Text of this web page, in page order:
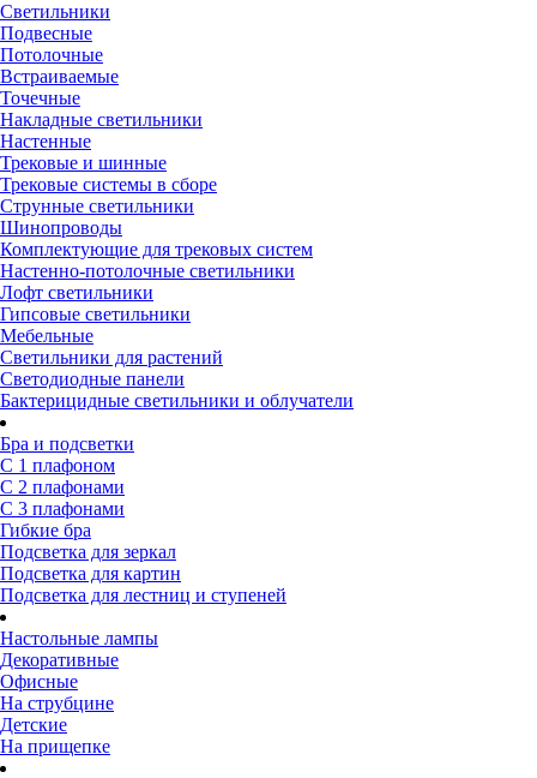
Светильники
Подвесные
Потолочные
Встраиваемые
Точечные
Накладные светильники
Настенные
Трековые и шинные
Трековые системы в сборе
Струнные светильники
Шинопроводы
Комплектующие для трековых систем
Настенно-потолочные светильники
Лофт светильники
Гипсовые светильники
Мебельные
Светильники для растений
Светодиодные панели
Бактерицидные светильники и облучатели
Бра и подсветки
С 1 плафоном
С 2 плафонами
С 3 плафонами
Гибкие бра
Подсветка для зеркал
Подсветка для картин
Подсветка для лестниц и ступеней
Настольные лампы
Декоративные
Офисные
На струбцине
Детские
На прищепке